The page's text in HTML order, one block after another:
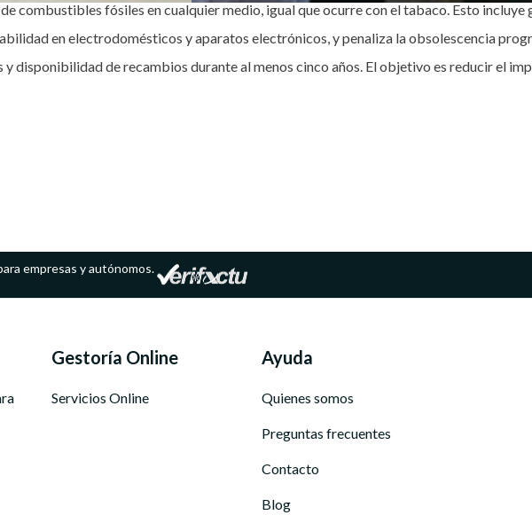
combustibles fósiles en cualquier medio, igual que ocurre con el tabaco. Esto
en electrodomésticos y aparatos electrónicos, y penaliza la obsolescencia
y disponibilidad de recambios durante al menos cinco años. El objetivo es reducir el
empresas y autónomos.
Gestoría Online
Servicios Online
Ayuda
Quienes somos
Preguntas frecuentes
Contacto
Blog